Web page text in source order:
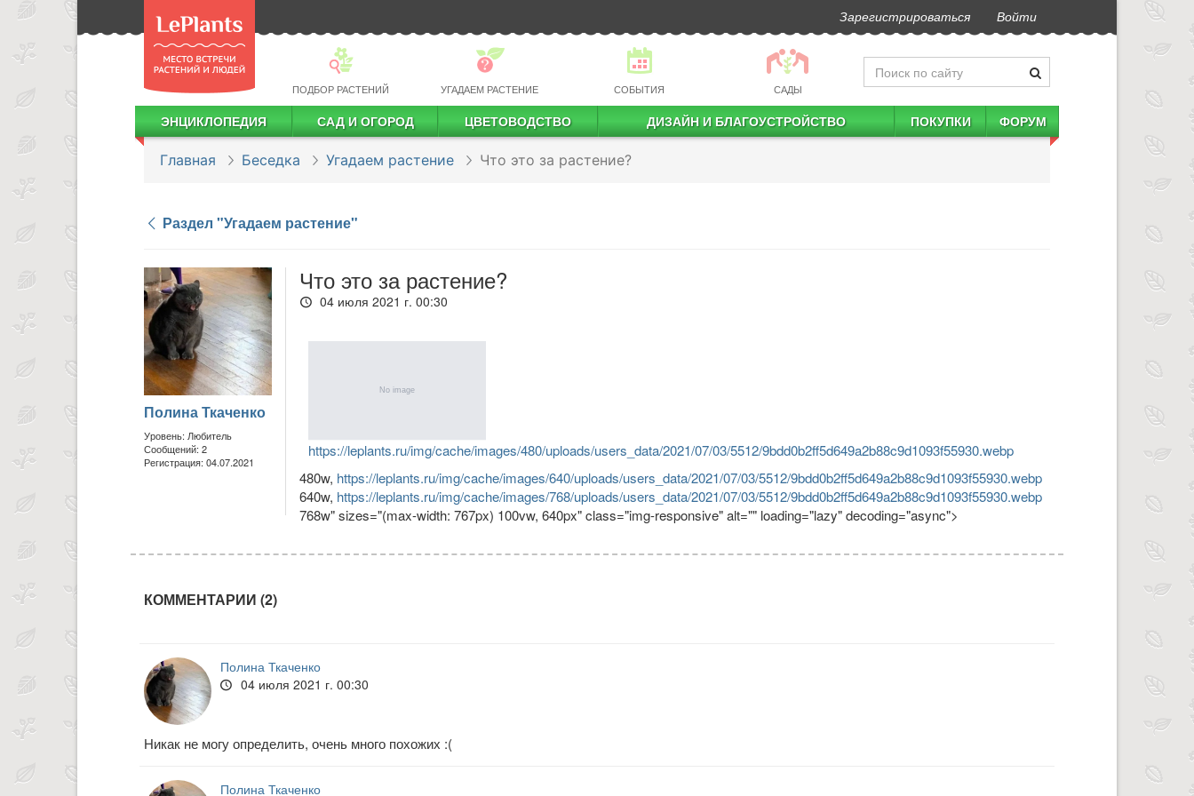
Зарегистрироваться Войти
ПОДБОР РАСТЕНИЙ УГАДАЕМ РАСТЕНИЕ СОБЫТИЯ САДЫ
ЭНЦИКЛОПЕДИЯ САД И ОГОРОД ЦВЕТОВОДСТВО ДИЗАЙН И БЛАГОУСТРОЙСТВО ПОКУПКИ ФОРУМ
Главная Беседка Угадаем растение Что это за растение?
Раздел "Угадаем растение"
Полина Ткаченко
Уровень: Любитель
Сообщений: 2
Регистрация: 04.07.2021
Что это за растение?
04 июля 2021 г. 00:30
https://leplants.ru/img/cache/images/480/uploads/users_data/2021/07/03/5512/9bdd0b2ff5d649a2b88c9d1093f55930.webp
480w, https://leplants.ru/img/cache/images/640/uploads/users_data/2021/07/03/5512/9bdd0b2ff5d649a2b88c9d1093f55930.webp
640w, https://leplants.ru/img/cache/images/768/uploads/users_data/2021/07/03/5512/9bdd0b2ff5d649a2b88c9d1093f55930.webp
768w" sizes="(max-width: 767px) 100vw, 640px" class="img-responsive" alt="" loading="lazy" decoding="async">
КОММЕНТАРИИ (2)
Полина Ткаченко
04 июля 2021 г. 00:30
Никак не могу определить, очень много похожих :(
Полина Ткаченко